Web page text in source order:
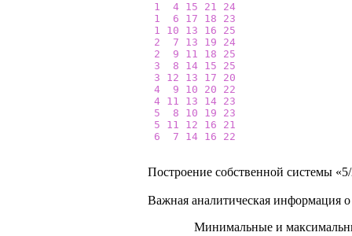
1 4 15 21
24
1
6 17 18
23
1
10 13 16
25
2
7 13 19
24
2
9 11 18
25
3
8 14 15
25
3
12 13 17
20
4
9 10 20
22
4 11 13 14 23
5
8 10 19
23
5
11 12 16
21
6
7 14 16 22
Построение собственной системы
Важная аналитическая информация о
Минимальные и